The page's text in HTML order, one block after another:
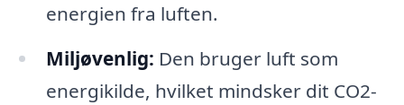
energien fra luften.
Miljøvenlig: Den bruger luft som
energikilde, hvilket mindsker dit CO2-